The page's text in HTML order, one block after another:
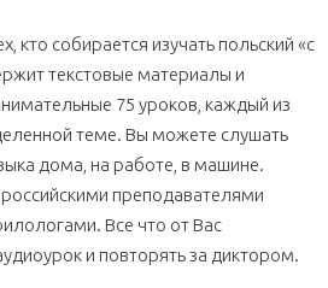
кто собирается изучать польский «с
текстовые материалы и
75 уроков, каждый из
теме. Вы можете слушать
дома, на работе, в машине.
преподавателями
Все что от Вас
и повторять за диктором.